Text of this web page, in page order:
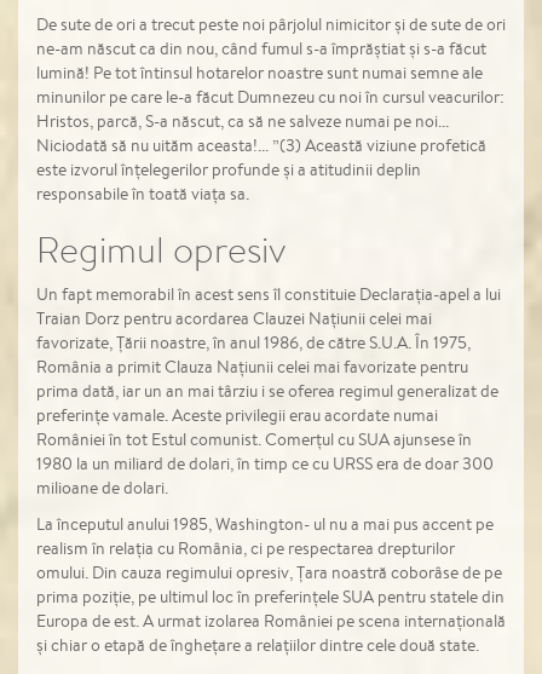
De sute de ori a trecut peste noi pârjolul nimicitor și de sute de ori
ne-am născut ca din nou, când fumul s-a împrăștiat și s-a făcut
lumină! Pe tot întinsul hotarelor noastre sunt numai semne ale
minunilor pe care le-a făcut Dumnezeu cu noi în cursul veacurilor:
Hristos, parcă, S-a născut, ca să ne salveze numai pe noi...
Niciodată să nu uităm aceasta!... ”(3) Această viziune profetică
este izvorul înțelegerilor profunde și a atitudinii deplin
responsabile în toată viața sa.
Regimul opresiv
Un fapt memorabil în acest sens îl constituie Declarația-apel a lui
Traian Dorz pentru acordarea Clauzei Națiunii celei mai
favorizate, Țării noastre, în anul 1986, de către S.U.A. În 1975,
România a primit Clauza Națiunii celei mai favorizate pentru
prima dată, iar un an mai târziu i se oferea regimul generalizat de
preferințe vamale. Aceste privilegii erau acordate numai
României în tot Estul comunist. Comerțul cu SUA ajunsese în
1980 la un miliard de dolari, în timp ce cu URSS era de doar 300
milioane de dolari.
La începutul anului 1985, Washington- ul nu a mai pus accent pe
realism în relația cu România, ci pe respectarea drepturilor
omului. Din cauza regimului opresiv, Țara noastră coborâse de pe
prima poziție, pe ultimul loc în preferințele SUA pentru statele din
Europa de est. A urmat izolarea României pe scena internațională
și chiar o etapă de înghețare a relațiilor dintre cele două state.